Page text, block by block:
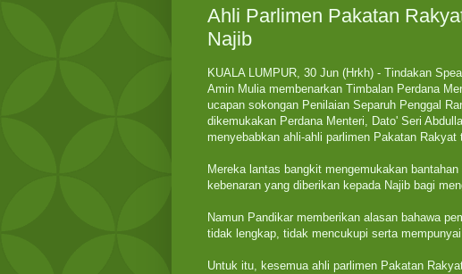
Ahli Parlimen Pakatan
Najib
KUALA LUMPUR, 30 Jun (Hrkh) - Tindakan
Amin Mulia membenarkan Timbalan Perdana
ucapan sokongan Penilaian Separuh Penggal
dikemukakan Perdana Menteri, Dato' Seri
menyebabkan ahli-ahli parlimen Pakatan Rakyat
Mereka lantas bangkit mengemukakan
kebenaran yang diberikan kepada Najib bagi
Namun Pandikar memberikan alasan bahawa
tidak lengkap, tidak mencukupi serta
Untuk itu, kesemua ahli parlimen Pakatan